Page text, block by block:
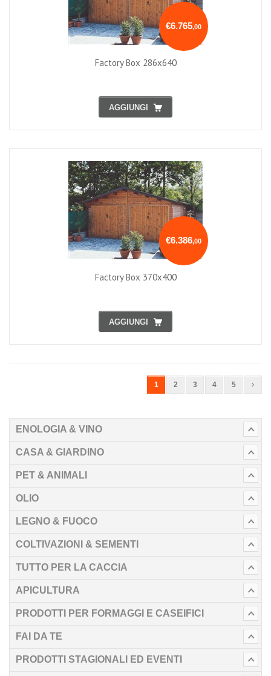
€6.765,00
Factory Box 286x640
AGGIUNGI
€6.386,00
Factory Box 370x400
AGGIUNGI
1 2 3 4 5
ENOLOGIA & VINO
CASA & GIARDINO
PET & ANIMALI
OLIO
LEGNO & FUOCO
COLTIVAZIONI & SEMENTI
TUTTO PER LA CACCIA
APICULTURA
PRODOTTI PER FORMAGGI E CASEIFICI
FAI DA TE
PRODOTTI STAGIONALI ED EVENTI